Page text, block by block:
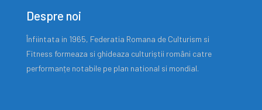
Despre noi
Înfiintata in 1965, Federatia Romana de Culturism si
Fitness formeaza si ghideaza culturiștii români catre
performanțe notabile pe plan national si mondial.